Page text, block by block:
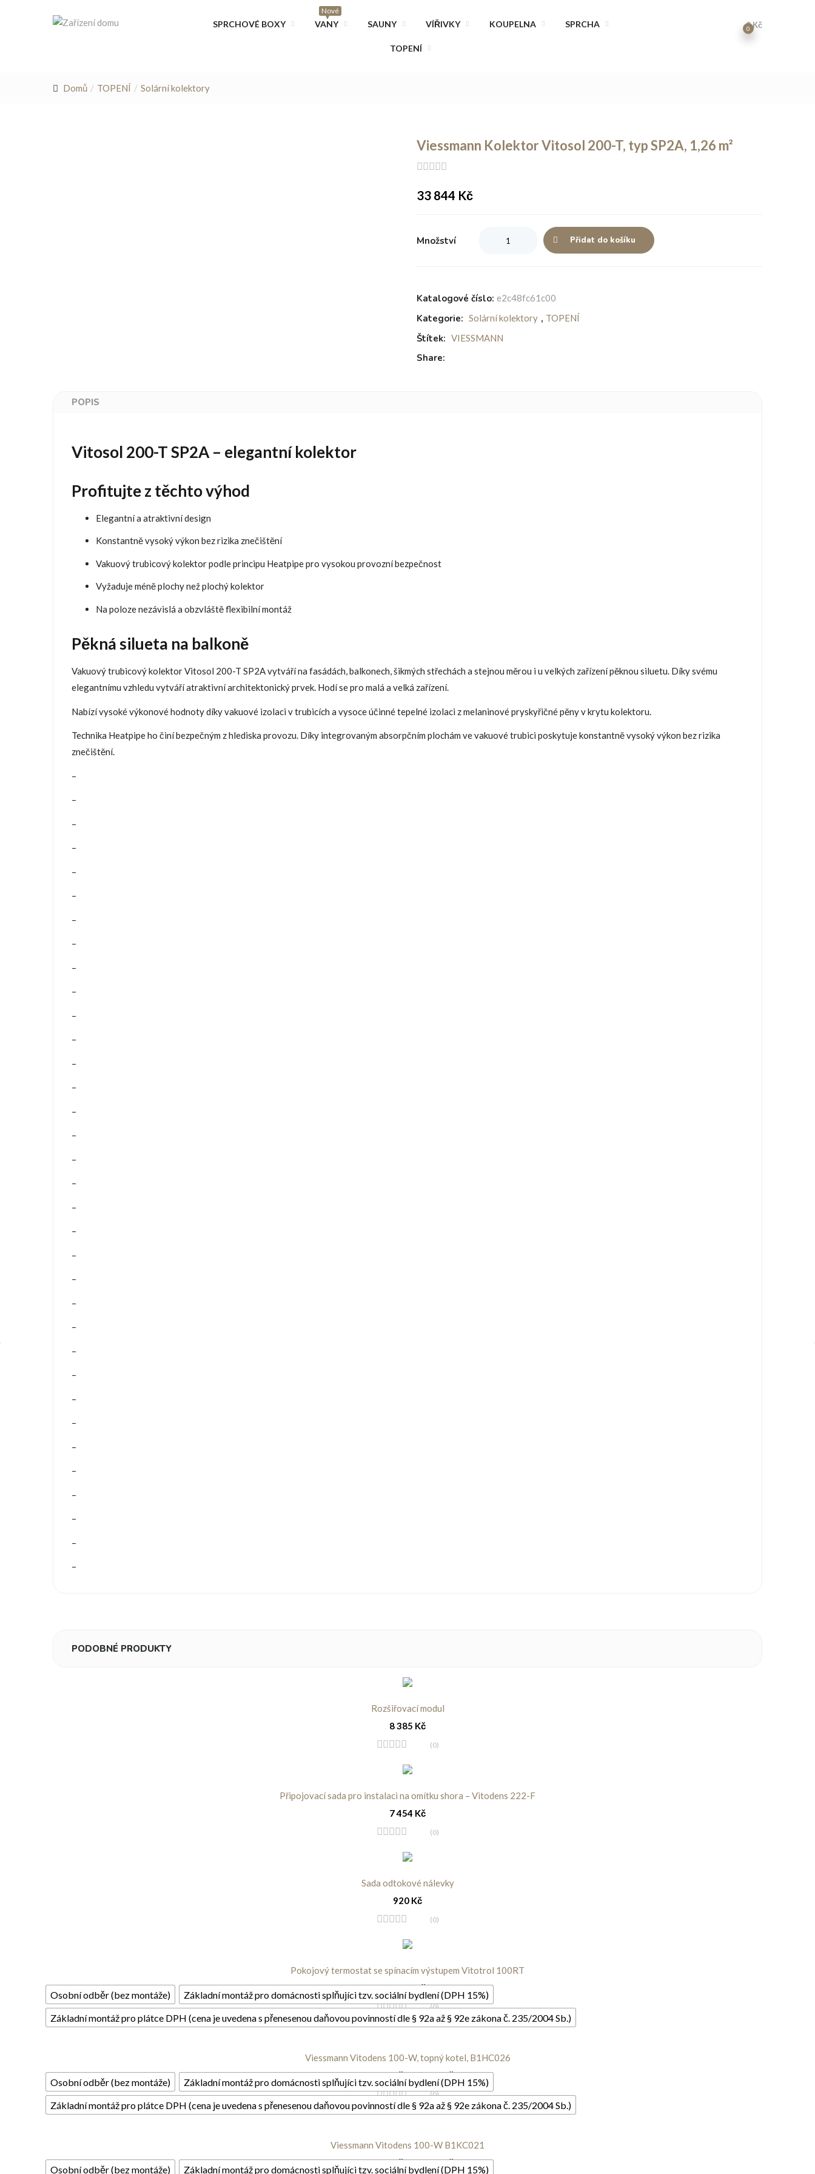
SPRCHOVÉ BOXY
Nové
VANY SAUNY VÍŘIVKY KOUPELNA SPRCHA
TOPENÍ
0
0Kč
Domů TOPENÍ Solární kolektory
Viessmann Kolektor Vitosol 200-T, typ SP2A, 1,26 m²
33 844 Kč
Množství Přidat do košíku
Katalogové číslo: e2c48fc61c00
Kategorie: Solární kolektory , TOPENÍ
Štítek: VIESSMANN
Share:
POPIS
Vitosol 200-T SP2A – elegantní kolektor
Profitujte z těchto výhod
Elegantní a atraktivní design
Konstantně vysoký výkon bez rizika znečištění
Vakuový trubicový kolektor podle principu Heatpipe pro vysokou provozní bezpečnost
Vyžaduje méně plochy než plochý kolektor
Na poloze nezávislá a obzvláště flexibilní montáž
Pěkná silueta na balkoně
Vakuový trubicový kolektor Vitosol 200-T SP2A vytváří na fasádách, balkonech, šikmých střechách a stejnou měrou i u velkých zařízení pěknou siluetu. Díky svému
elegantnímu vzhledu vytváří atraktivní architektonický prvek. Hodí se pro malá a velká zařízení.
Nabízí vysoké výkonové hodnoty díky vakuové izolaci v trubicích a vysoce účinné tepelné izolaci z melaninové pryskyřičné pěny v krytu kolektoru.
Technika Heatpipe ho činí bezpečným z hlediska provozu. Díky integrovaným absorpčním plochám ve vakuové trubici poskytuje konstantně vysoký výkon bez rizika
znečištění.
–
–
–
–
–
–
–
–
–
–
–
–
–
–
–
–
–
–
–
–
–
–
–
–
–
–
–
–
–
–
–
–
–
–
PODOBNÉ PRODUKTY
Rozšiřovací modul
8 385 Kč
(0)
Připojovací sada pro instalaci na omítku shora – Vitodens 222-F
7 454 Kč
(0)
Sada odtokové nálevky
920 Kč
(0)
Pokojový termostat se spínacím výstupem Vitotrol 100RT
1 258Kč
(0)
Osobní odběr (bez montáže)
Základní montáž pro domácnosti splňujíci tzv. sociální bydlení (DPH 15%)
Základní montáž pro plátce DPH (cena je uvedena s přenesenou daňovou povinností dle § 92a až § 92e zákona č. 235/2004 Sb.)
Viessmann Vitodens 100-W, topný kotel, B1HC026
54 517Kč–63 330Kč
(0)
Osobní odběr (bez montáže)
Základní montáž pro domácnosti splňujíci tzv. sociální bydlení (DPH 15%)
Základní montáž pro plátce DPH (cena je uvedena s přenesenou daňovou povinností dle § 92a až § 92e zákona č. 235/2004 Sb.)
Viessmann Vitodens 100-W B1KC021
54 636Kč–63 454Kč
Osobní odběr (bez montáže) Základní montáž pro domácnosti splňujíci tzv. sociální bydlení (DPH 15%)